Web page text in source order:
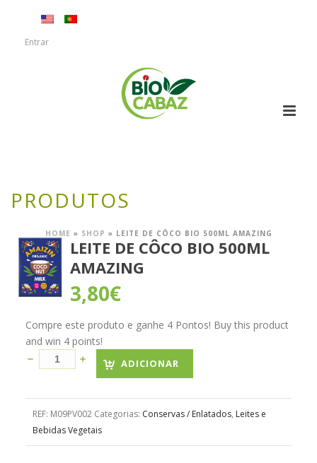
Entrar
PRODUTOS
HOME » SHOP » LEITE DE CÔCO BIO 500ML AMAZING
LEITE DE CÔCO BIO 500ML
AMAZING
3,80€
Compre este produto e ganhe 4 Pontos! Buy this product
and win 4 points!
ADICIONAR
REF: M09PV002 Categorias: Conservas / Enlatados, Leites e
Bebidas Vegetais